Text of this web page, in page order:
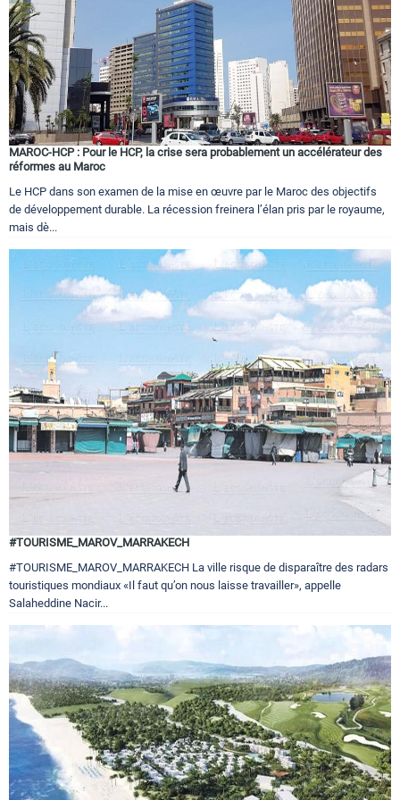
MAROC-HCP : Pour le HCP, la crise sera probablement un accélérateur des
réformes au Maroc
Le HCP dans son examen de la mise en œuvre par le Maroc des objectifs
de développement durable. La récession freinera l’élan pris par le royaume,
mais dè...
#TOURISME_MAROV_MARRAKECH
#TOURISME_MAROV_MARRAKECH La ville risque de disparaître des radars
touristiques mondiaux «Il faut qu’on nous laisse travailler», appelle
Salaheddine Nacir...